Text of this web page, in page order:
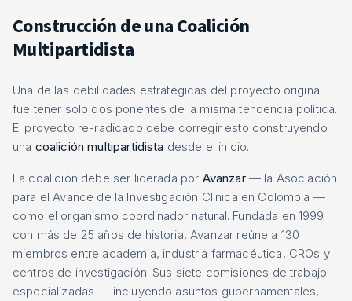
Construcción de una Coalición
Multipartidista
Una de las debilidades estratégicas del proyecto original
fue tener solo dos ponentes de la misma tendencia política.
El proyecto re-radicado debe corregir esto construyendo
una coalición multipartidista desde el inicio.
La coalición debe ser liderada por Avanzar— la Asociación
para el Avance de la Investigación Clínica en Colombia —
como el organismo coordinador natural. Fundada en 1999
con más de 25 años de historia, Avanzar reúne a 130
miembros entre academia, industria farmacéutica, CROs y
centros de investigación. Sus siete comisiones de trabajo
especializadas — incluyendo asuntos gubernamentales,